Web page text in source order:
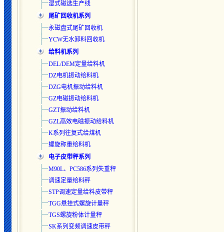
湿式磁选生产线
尾矿回收机系列
永磁盘式尾矿回收机
YCW无水卸料回收机
给料机系列
DEL/DEM定量给料机
DZ电机振动给料机
DZG电机振动给料机
GZ电磁振动给料机
GZT振动给料机
GZL高效电磁振动给料机
K系列往复式给煤机
螺旋称重给料机
电子皮带秤系列
M90L、PC586系列失重秤
调速定量给料秤
STP调速定量给料皮带秤
TGG悬挂式螺旋计量秤
TGS螺旋粉体计量秤
SK系列变频调速皮带秤